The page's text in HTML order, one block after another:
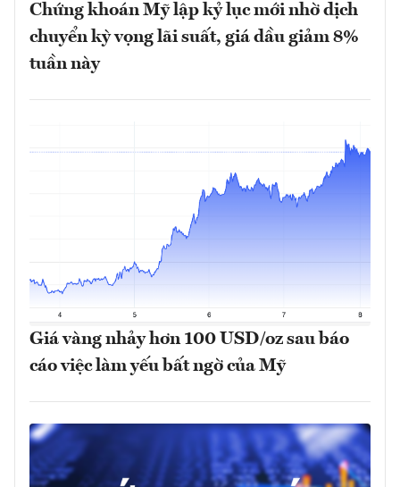
Chứng khoán Mỹ lập kỷ lục mới nhờ dịch
chuyển kỳ vọng lãi suất, giá dầu giảm 8%
tuần này
Giá vàng nhảy hơn 100 USD/oz sau báo
cáo việc làm yếu bất ngờ của Mỹ